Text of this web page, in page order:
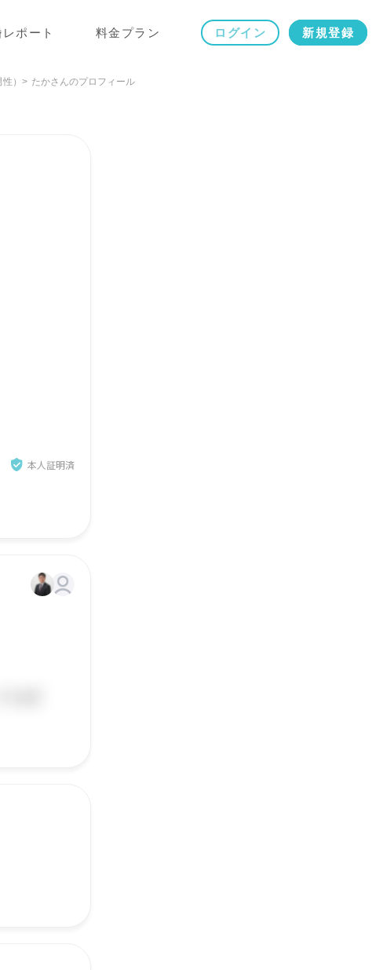
ポート 料金プラン ログイン 新規登録
） たかさんのプロフィール
本人証明済